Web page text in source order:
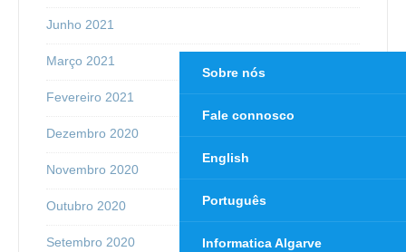
Junho 2021
Março 2021
Fevereiro 2021
Dezembro 2020
Novembro 2020
Outubro 2020
Setembro 2020
Sobre nós
Fale connosco
English
Português
Informatica Algarve